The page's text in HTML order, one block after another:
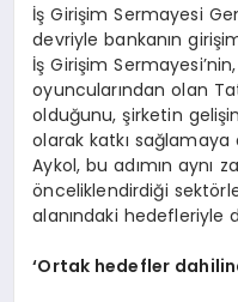
İş Girişim Sermayesi
devriyle bankanın
İş Girişim
oyuncularından olan
olduğunu, şirketin
olarak katkı
Aykol, bu adımın aynı
önceliklendirdiği
alanındaki
‘Ortak hedefler